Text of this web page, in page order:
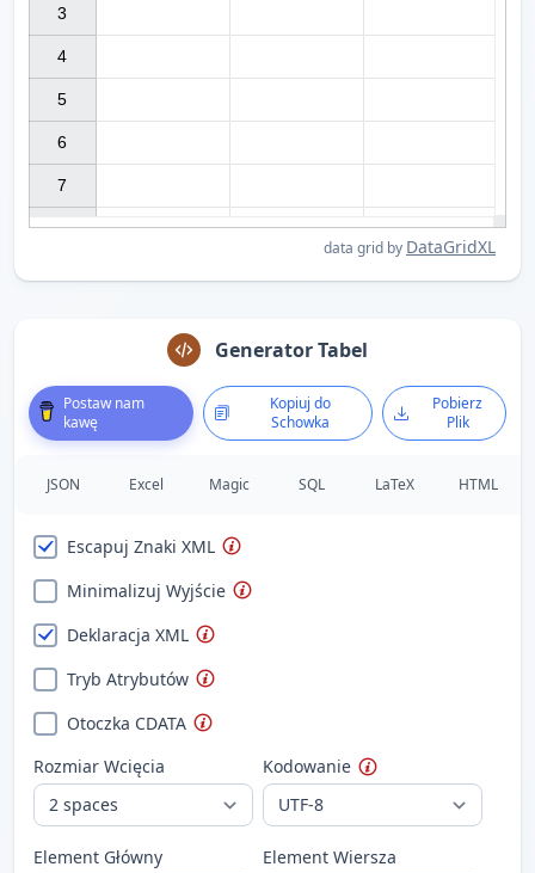
data grid by DataGridXL
3
4
5
6
7
Generator Tabel
Postaw nam
kawę
Kopiuj do
Schowka
Pobierz
Plik
JSON Excel Magic SQL LaTeX HTML
Escapuj Znaki XML
Minimalizuj Wyjście
Deklaracja XML
Tryb Atrybutów
Otoczka CDATA
Rozmiar Wcięcia
Kodowanie
Element Główny Element Wiersza